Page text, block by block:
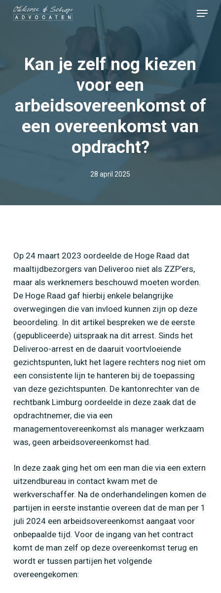
Skip
Menu
Kan je zelf nog kiezen
voor een
arbeidsovereenkomst of
een overeenkomst van
opdracht?
28 april 2025
Kan je zelf nog kiezen voor een
arbeidsovereenkomst of een overeenkomst van
opdracht?
Op 24 maart 2023 oordeelde de Hoge Raad dat
maaltijdbezorgers van Deliveroo niet als ZZP’ers,
maar als werknemers beschouwd moeten worden.
De Hoge Raad gaf hierbij enkele belangrijke
overwegingen die van invloed kunnen zijn op deze
beoordeling. In dit artikel bespreken we de eerste
(gepubliceerde) uitspraak na dit arrest. Sinds het
Deliveroo-arrest en de daaruit voortvloeiende
gezichtspunten, lukt het lagere rechters nog niet om
een consistente lijn te hanteren bij de toepassing
van deze gezichtspunten. De kantonrechter van de
rechtbank Limburg oordeelde in deze zaak dat de
opdrachtnemer, die via een
managementovereenkomst als manager werkzaam
was, geen arbeidsovereenkomst had.
In deze zaak ging het om een man die via een extern
uitzendbureau in contact kwam met de
werkverschaffer. Na de onderhandelingen komen de
partijen in eerste instantie overeen dat de man per 1
juli 2024 een arbeidsovereenkomst aangaat voor
onbepaalde tijd. Voor de ingang van het contract
komt de man zelf op deze overeenkomst terug en
wordt er tussen partijen het volgende
overeengekomen:
Close
Menu